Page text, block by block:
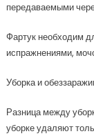
передаваемыми
Фартук необходим
испражнениями,
Уборка и
Разница между
уборке удаляют